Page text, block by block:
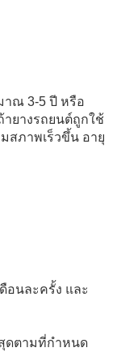
าณ 3-5 ปี หรือ
ยางรถยนต์ถูกใช้
สภาพเร็วขึ้น อายุ
อนละครั้ง และ
ดตามที่กำหนด